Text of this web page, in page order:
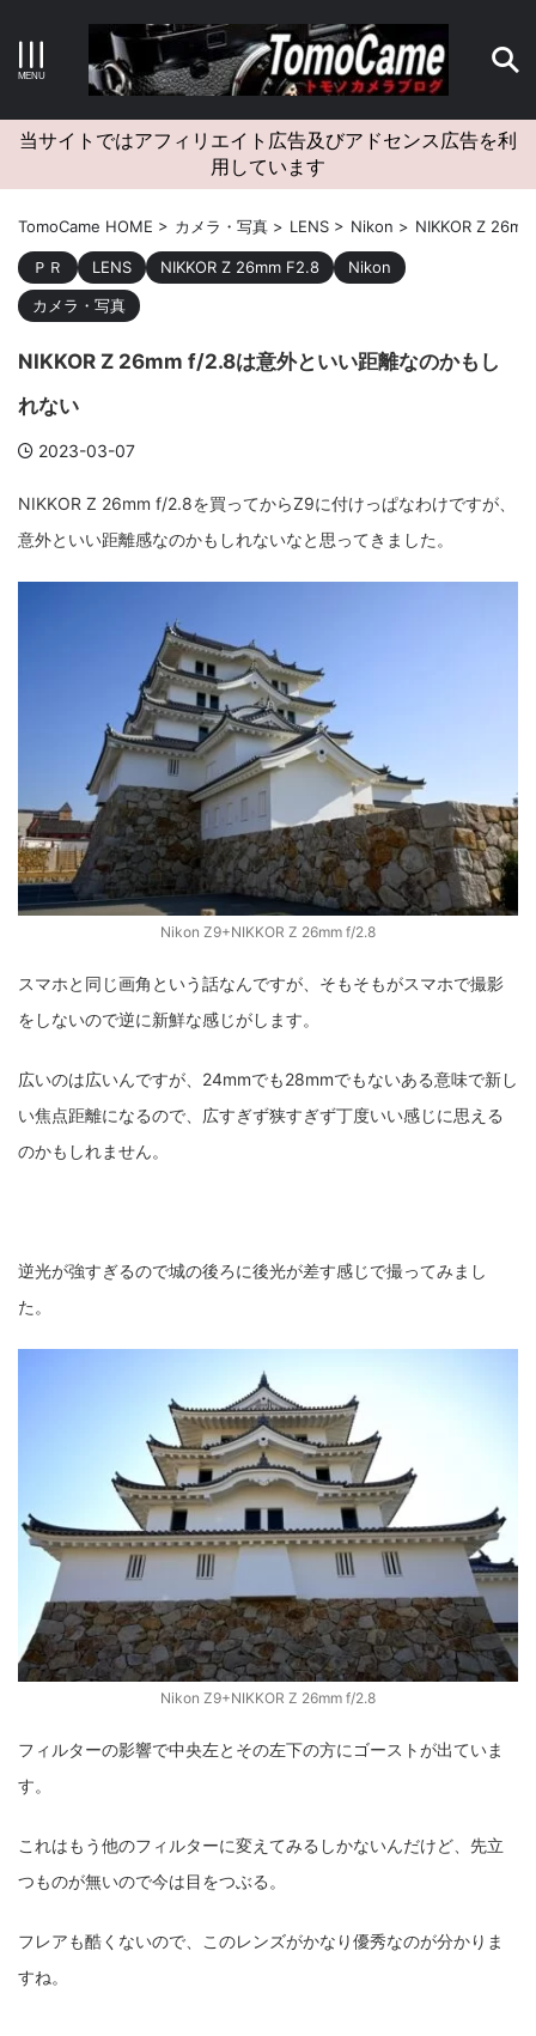
キーワードで検索する
カテゴリー
アーカイブ
タグクラウド
Canon craft EM5II EOS Kiss X4 EOS R10
fujifilm game GR III hobby info iPad
LUMIX L10 LUMIX S1
minolta MX nikki
OLYMPUS om-1 II OM-3 om-5 II
osmo osmo action3 panasonic pc
PEN E-P7 PENTAX photo Pocket 3 PS5
psobb ricoh SIGMA SONY sound
X100F X half Xiaomi Pad 6
Z6II Z50II Zf Zfc
ZV-1 II α1 II α7CR α6700 フィルムカメラ
ローライコード 原神
当サイトではアフィリエイト広告及びアドセンス広告を利
用しています
TomoCame HOME > カメラ・写真 > LENS > Nikon > NIKKOR Z
ＰＲ LENS NIKKOR Z 26mm F2.8
Nikon
カメラ・写真
NIKKOR Z 26mm f/2.8は意外といい距離なのかもし
れない
2023-03-07
NIKKOR Z 26mm f/2.8を買ってからZ9に付けっぱなわけですが、
意外といい距離感なのかもしれないなと思ってきました。
Nikon Z9+NIKKOR Z 26mm f/2.8
スマホと同じ画角という話なんですが、そもそもがスマホで撮影
をしないので逆に新鮮な感じがします。
広いのは広いんですが、24mmでも28mmでもないある意味で新し
い焦点距離になるので、広すぎず狭すぎず丁度いい感じに思える
のかもしれません。
逆光が強すぎるので城の後ろに後光が差す感じで撮ってみまし
た。
Nikon Z9+NIKKOR Z 26mm f/2.8
フィルターの影響で中央左とその左下の方にゴーストが出ていま
す。
これはもう他のフィルターに変えてみるしかないんだけど、先立
つものが無いので今は目をつぶる。
フレアも酷くないので、このレンズがかなり優秀なのが分かりま
すね。